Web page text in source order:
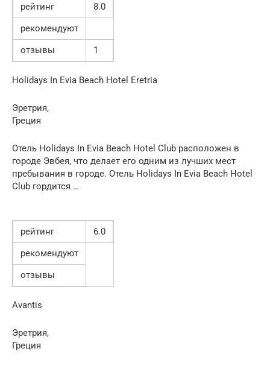
рейтинг
8.0
рекомендуют
отзывы
1
Holidays In Evia Beach Hotel Eretria
Эретрия,
Греция
Отель Holidays In Evia Beach Hotel Club расположен в
городе Эвбея, что делает его одним из лучших мест
пребывания в городе. Отель Holidays In Evia Beach Hotel
Club гордится …
рейтинг
6.0
рекомендуют
отзывы
Avantis
Эретрия,
Греция